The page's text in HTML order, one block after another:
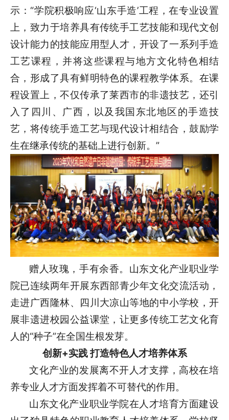
示：“学院积极响应‘山东手造’工程，在专业设置
上，致力于培养具有传统手工艺技能和现代文创
设计能力的技能应用型人才，开设了一系列手造
工艺课程，并将这些课程与地方文化特色相结
合，形成了具有鲜明特色的课程教学体系。在课
程设置上，不仅传承了莱西市的非遗技艺，还引
入了四川、广西，以及我国东北地区的手造技
艺，将传统手造工艺与现代设计相结合，鼓励学
生在继承传统的基础上进行创新。”
赠人玫瑰，手有余香。山东文化产业职业学
院已连续两年开展东西部青少年文化交流活动，
走进广西隆林、四川大凉山等地的中小学校，开
展非遗进校园公益课堂，让更多传统工艺文化育
人的“种子”在全国生根发芽。
创新+实践 打造特色人才培养体系
文化产业的发展离不开人才支撑，高校在培
养专业人才方面发挥着不可替代的作用。
山东文化产业职业学院在人才培育方面建设